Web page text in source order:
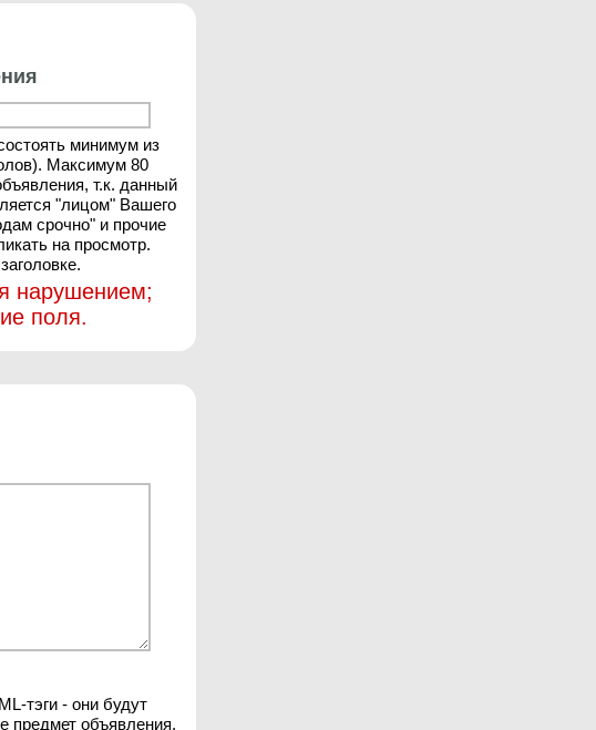
минимум из
Максимум 80
т.к. данный
"лицом" Вашего
срочно" и прочие
на просмотр.
нарушением;
поля.
тэги - они будут
предмет объявления.